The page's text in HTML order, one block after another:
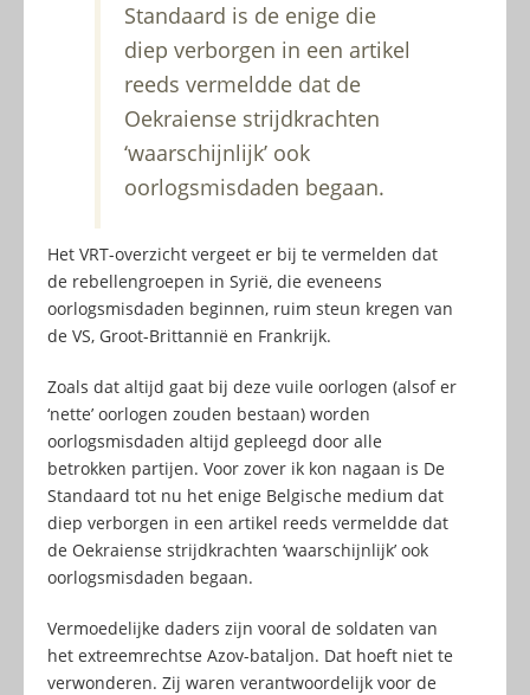
Standaard is de enige die
diep verborgen in een artikel
reeds vermeldde dat de
Oekraiense strijdkrachten
‘waarschijnlijk’ ook
oorlogsmisdaden begaan.
Het VRT-overzicht vergeet er bij te vermelden dat
de rebellengroepen in Syrië, die eveneens
oorlogsmisdaden beginnen, ruim steun kregen van
de VS, Groot-Brittannië en Frankrijk.
Zoals dat altijd gaat bij deze vuile oorlogen (alsof er
‘nette’ oorlogen zouden bestaan) worden
oorlogsmisdaden altijd gepleegd door alle
betrokken partijen. Voor zover ik kon nagaan is De
Standaard tot nu het enige Belgische medium dat
diep verborgen in een artikel reeds vermeldde dat
de Oekraiense strijdkrachten ‘waarschijnlijk’ ook
oorlogsmisdaden begaan.
Vermoedelijke daders zijn vooral de soldaten van
het extreemrechtse Azov-bataljon. Dat hoeft niet te
verwonderen. Zij waren verantwoordelijk voor de